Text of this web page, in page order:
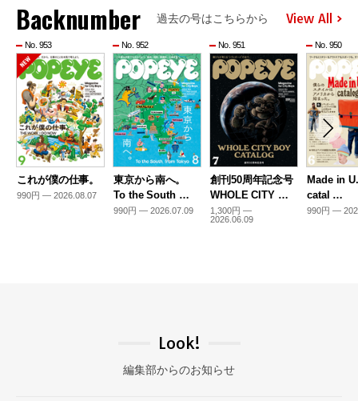
Backnumber 過去の号はこちらから View All
No. 953
これが僕の仕事。
990円 — 2026.08.07
No. 952
東京から南へ。
To the South …
990円 — 2026.07.09
No. 951
創刊50周年記念号
WHOLE CITY …
1,300円 —
2026.06.09
No. 950
Made in
catal …
990円 —
Look!
編集部からのお知らせ